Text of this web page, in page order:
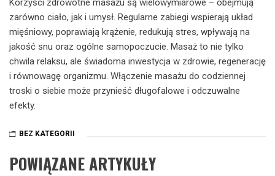
Korzyści zdrowotne masażu są wielowymiarowe – obejmują
zarówno ciało, jak i umysł. Regularne zabiegi wspierają układ
mięśniowy, poprawiają krążenie, redukują stres, wpływają na
jakość snu oraz ogólne samopoczucie. Masaż to nie tylko
chwila relaksu, ale świadoma inwestycja w zdrowie, regenerację
i równowagę organizmu. Włączenie masażu do codziennej
troski o siebie może przynieść długofalowe i odczuwalne
efekty.
BEZ KATEGORII
POWIĄZANE ARTYKUŁY